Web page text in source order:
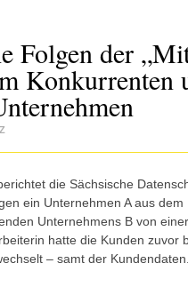
Folgen der
Konkurrenten
die Sächsische
ein Unternehmen A aus dem
Unternehmens B von
hatte die Kunden zuvor
– samt der Kundendaten.